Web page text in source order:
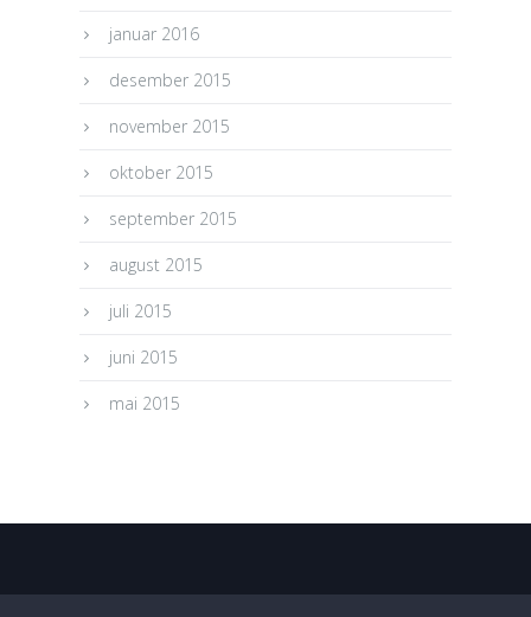
januar 2016
desember 2015
november 2015
oktober 2015
september 2015
august 2015
juli 2015
juni 2015
mai 2015